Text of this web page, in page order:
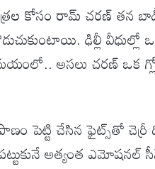
కోసం రామ్ చరణ్ తన
ఢిల్లీ
అసలు చరణ్ ఒక
పెట్టి చేసిన ఫైట్స్‌తో
అత్యంత